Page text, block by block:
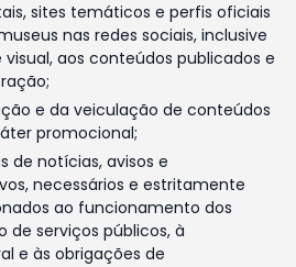
sites temáticos e perfis oficiais
nas redes sociais, inclusive
aos conteúdos publicados e
e da veiculação de conteúdos
promocional;
de notícias, avisos e
necessários e estritamente
ao funcionamento dos
de serviços públicos, à
e às obrigações de